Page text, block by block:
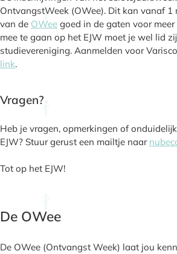
OntvangstWeek (OWee). Dit kan vanaf 1
van de OWee goed in de gaten voor
mee te gaan op het EJW moet je wel lid
studievereniging. Aanmelden voor
link.
Vragen?
Heb je vragen, opmerkingen of
EJW? Stuur gerust een mailtje naar
Tot op het EJW!
De OWee
De OWee (Ontvangst Week) laat jou